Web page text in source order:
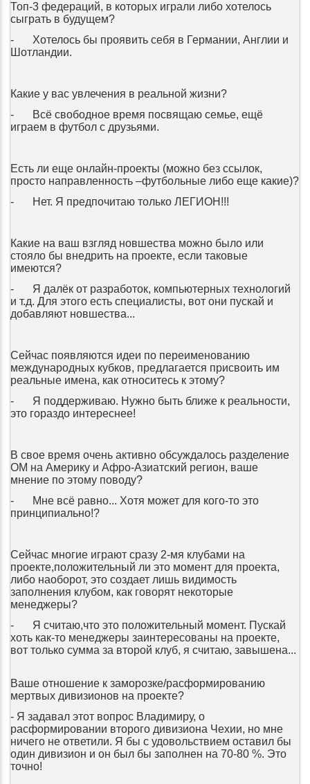
Топ-3 федераций, в которых играли либо хотелось
сыграть в будущем?
-
Хотелось бы проявить себя в Германии, Англии и
Шотландии.
Какие у вас увлечения в реальной жизни?
-
Всё свободное время посвящаю семье, ещё
играем в футбол с друзьями.
Есть ли еще онлайн-проекты (можно без ссылок,
просто направленность –футбольные либо еще какие)?
-
Нет. Я предпочитаю только ЛЕГИОН!!!
Какие на ваш взгляд новшества можно было или
стояло бы внедрить на проекте, если таковые
имеются?
-
Я далёк от разработок, компьютерных технологий
и т.д. Для этого есть специалисты, вот они пускай и
добавляют новшества...
Сейчас появляются идеи по переименованию
международных кубков, предлагается присвоить им
реальные имена, как относитесь к этому?
-
Я поддерживаю. Нужно быть ближе к реальности,
это гораздо интереснее!
В свое время очень активно обсуждалось разделение
ОМ на Америку и Афро-Азиатский регион, ваше
мнение по этому поводу?
-
Мне всё равно... Хотя может для кого-то это
принципиально!?
Сейчас многие играют сразу 2-мя клубами на
проекте,положительный ли это момент для проекта,
либо наоборот, это создает лишь видимость
заполнения клубом, как говорят некоторые
менеджеры?
-
Я считаю,что это положительный момент. Пускай
хоть как-то менеджеры заинтересованы на проекте,
вот только сумма за второй клуб, я считаю, завышена...
Ваше отношение к заморозке/расформированию
мертвых дивизионов на проекте?
- Я задавал этот вопрос Владимиру, о
расформировании второго дивизиона Чехии, но мне
ничего не ответили. Я бы с удовольствием оставил бы
один дивизион и он был бы заполнен на 70-80 %. Это
точно!